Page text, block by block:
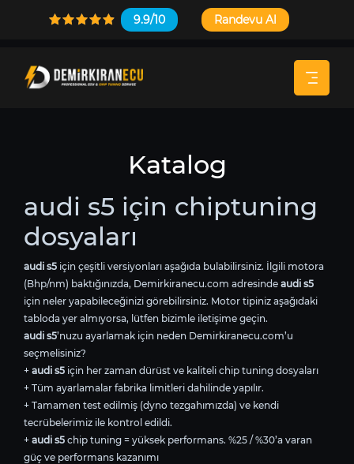
9.9/10 Randevu Al
Katalog
audi s5 için chiptuning
dosyaları
audi s5 için çeşitli versiyonları aşağıda bulabilirsiniz. İlgili motora
(Bhp/nm) baktığınızda, Demirkiranecu.com adresinde audi s5
için neler yapabileceğinizi görebilirsiniz. Motor tipiniz aşağıdaki
tabloda yer almıyorsa, lütfen bizimle iletişime geçin.
audi s5’nuzu ayarlamak için neden Demirkiranecu.com’u
seçmelisiniz?
+ audi s5 için her zaman dürüst ve kaliteli chip tuning dosyaları
+ Tüm ayarlamalar fabrika limitleri dahilinde yapılır.
+ Tamamen test edilmiş (dyno tezgahımızda) ve kendi
tecrübelerimiz ile kontrol edildi.
+ audi s5 chip tuning = yüksek performans. %25 / %30’a varan
güç ve performans kazanımı